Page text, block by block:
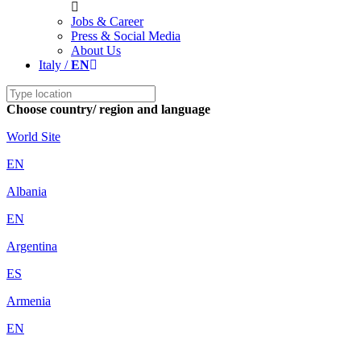
Jobs & Career
Press & Social Media
About Us
Italy /EN
Choose country/ region and language
World Site
EN
Albania
EN
Argentina
ES
Armenia
EN